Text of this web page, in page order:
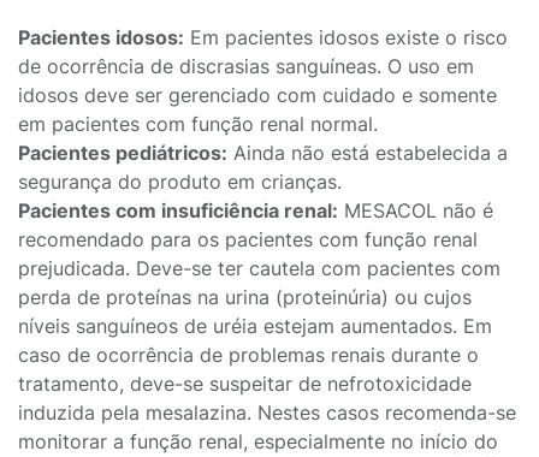
Pacientes idosos: Em pacientes idosos existe o risco
de ocorrência de discrasias sanguíneas. O uso em
idosos deve ser gerenciado com cuidado e somente
em pacientes com função renal normal.
Pacientes pediátricos: Ainda não está estabelecida a
segurança do produto em crianças.
Pacientes com insuficiência renal: MESACOL não é
recomendado para os pacientes com função renal
prejudicada. Deve-se ter cautela com pacientes com
perda de proteínas na urina (proteinúria) ou cujos
níveis sanguíneos de uréia estejam aumentados. Em
caso de ocorrência de problemas renais durante o
tratamento, deve-se suspeitar de nefrotoxicidade
induzida pela mesalazina. Nestes casos recomenda-se
monitorar a função renal, especialmente no início do